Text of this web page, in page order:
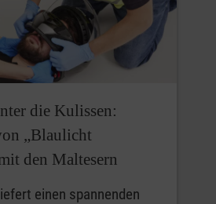
die Kulissen:
„Blaulicht
den Maltesern
einen spannenden